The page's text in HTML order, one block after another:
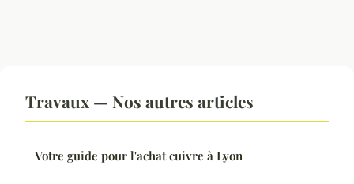
Travaux — Nos autres articles
Votre guide pour l'achat cuivre à Lyon